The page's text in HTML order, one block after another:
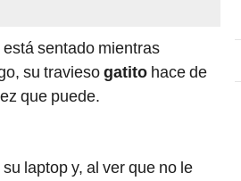
sentado mientras
su traviesogatito hace de
que puede.
laptop y, al ver que no le